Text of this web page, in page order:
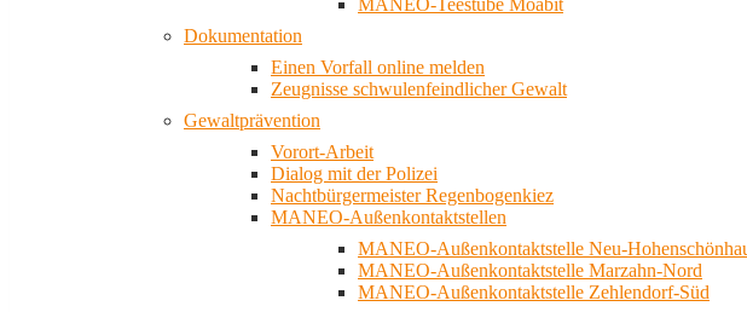
MANEO-Teestube Moabit
Dokumentation
Einen Vorfall online melden
Zeugnisse schwulenfeindlicher Gewalt
Gewaltprävention
Vorort-Arbeit
Dialog mit der Polizei
Nachtbürgermeister Regenbogenkiez
MANEO-Außenkontaktstellen
MANEO-Außenkontaktstelle Neu-
MANEO-Außenkontaktstelle Marzahn-Nord
MANEO-Außenkontaktstelle Zehlendorf-Süd